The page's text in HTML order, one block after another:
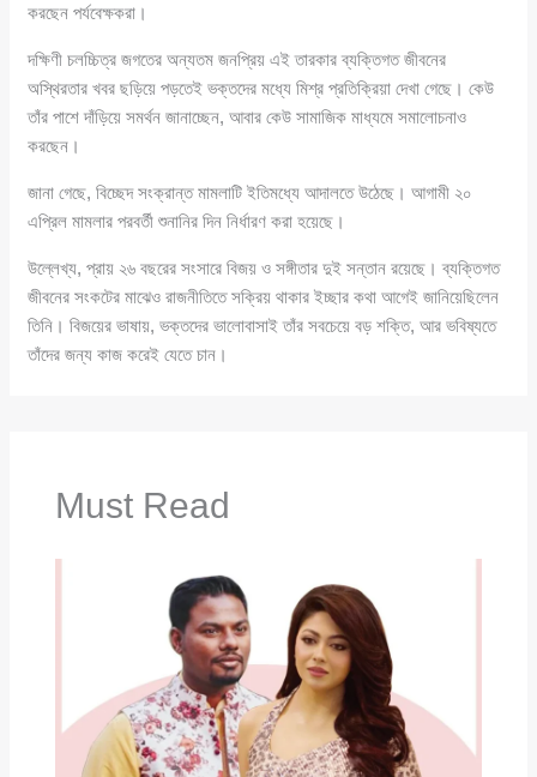
করছেন পর্যবেক্ষকরা।
দক্ষিণী চলচ্চিত্র জগতের অন্যতম জনপ্রিয় এই তারকার ব্যক্তিগত জীবনের
অস্থিরতার খবর ছড়িয়ে পড়তেই ভক্তদের মধ্যে মিশ্র প্রতিক্রিয়া দেখা গেছে। কেউ
তাঁর পাশে দাঁড়িয়ে সমর্থন জানাচ্ছেন, আবার কেউ সামাজিক মাধ্যমে সমালোচনাও
করছেন।
জানা গেছে, বিচ্ছেদ সংক্রান্ত মামলাটি ইতিমধ্যে আদালতে উঠেছে। আগামী ২০
এপ্রিল মামলার পরবর্তী শুনানির দিন নির্ধারণ করা হয়েছে।
উল্লেখ্য, প্রায় ২৬ বছরের সংসারে বিজয় ও সঙ্গীতার দুই সন্তান রয়েছে। ব্যক্তিগত
জীবনের সংকটের মাঝেও রাজনীতিতে সক্রিয় থাকার ইচ্ছার কথা আগেই জানিয়েছিলেন
তিনি। বিজয়ের ভাষায়, ভক্তদের ভালোবাসাই তাঁর সবচেয়ে বড় শক্তি, আর ভবিষ্যতে
তাঁদের জন্য কাজ করেই যেতে চান।
Must Read